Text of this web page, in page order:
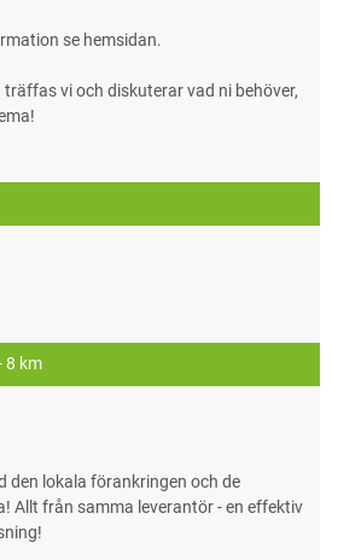
se hemsidan.
vi och diskuterar vad ni behöver,
8 km
den lokala förankringen och de
Allt från samma leverantör - en effektiv